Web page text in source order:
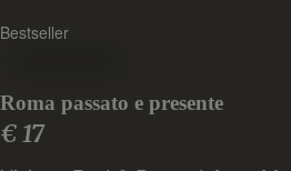
Bestseller
Roma passato e presente
€ 17